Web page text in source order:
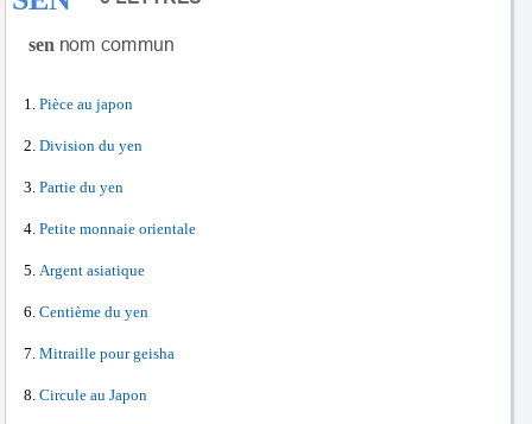
sen
Pièce au japon
Division du yen
Partie du yen
Petite monnaie orientale
Argent asiatique
Centième du yen
Mitraille pour geisha
Circule au Japon